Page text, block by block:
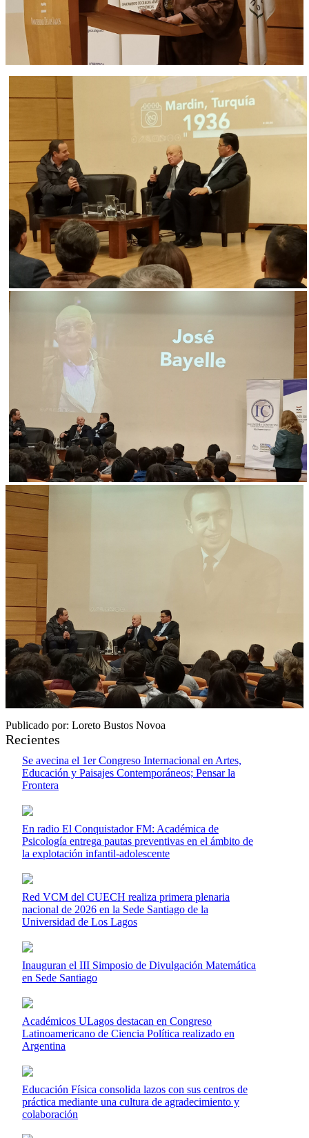
Publicado por: Loreto Bustos Novoa
Recientes
Se avecina el 1er Congreso Internacional en Artes,
Educación y Paisajes Contemporáneos; Pensar la
Frontera
En radio El Conquistador FM: Académica de
Psicología entrega pautas preventivas en el ámbito de
la explotación infantil-adolescente
Red VCM del CUECH realiza primera plenaria
nacional de 2026 en la Sede Santiago de la
Universidad de Los Lagos
Inauguran el III Simposio de Divulgación Matemática
en Sede Santiago
Académicos ULagos destacan en Congreso
Latinoamericano de Ciencia Política realizado en
Argentina
Educación Física consolida lazos con sus centros de
práctica mediante una cultura de agradecimiento y
colaboración